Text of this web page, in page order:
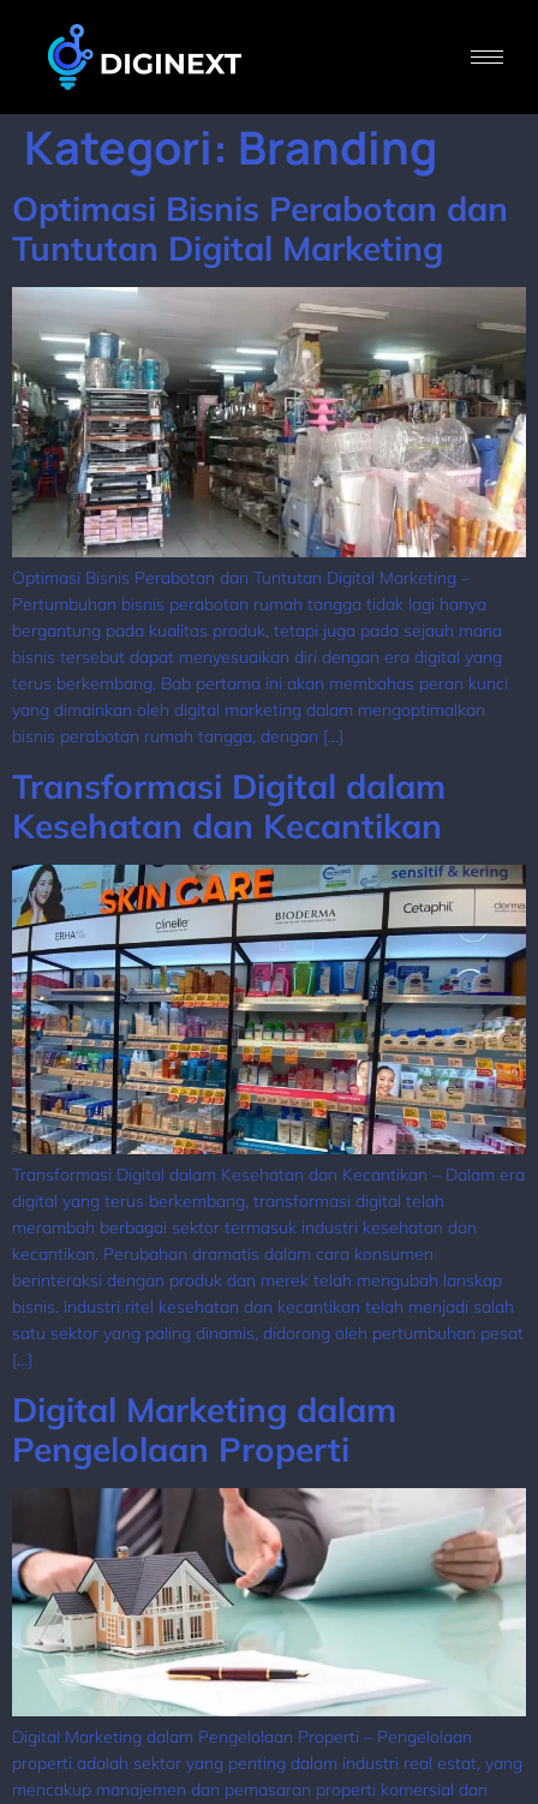
Kategori: Branding
Optimasi Bisnis Perabotan dan
Tuntutan Digital Marketing
Optimasi Bisnis Perabotan dan Tuntutan Digital Marketing –
Pertumbuhan bisnis perabotan rumah tangga tidak lagi hanya
bergantung pada kualitas produk, tetapi juga pada sejauh mana
bisnis tersebut dapat menyesuaikan diri dengan era digital yang
terus berkembang. Bab pertama ini akan membahas peran kunci
yang dimainkan oleh digital marketing dalam mengoptimalkan
bisnis perabotan rumah tangga, dengan […]
Transformasi Digital dalam
Kesehatan dan Kecantikan
Transformasi Digital dalam Kesehatan dan Kecantikan – Dalam era
digital yang terus berkembang, transformasi digital telah
merambah berbagai sektor termasuk industri kesehatan dan
kecantikan. Perubahan dramatis dalam cara konsumen
berinteraksi dengan produk dan merek telah mengubah lanskap
bisnis. Industri ritel kesehatan dan kecantikan telah menjadi salah
satu sektor yang paling dinamis, didorong oleh pertumbuhan pesat
[…]
Digital Marketing dalam
Pengelolaan Properti
Digital Marketing dalam Pengelolaan Properti – Pengelolaan
properti adalah sektor yang penting dalam industri real estat, yang
mencakup manajemen dan pemasaran properti komersial dan